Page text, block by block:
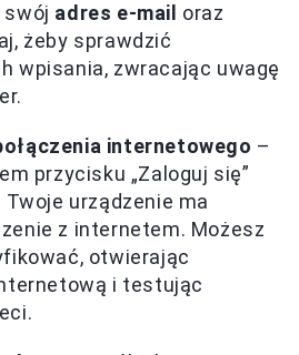
swój adres e-mail oraz
żeby sprawdzić
wpisania, zwracając uwagę
internetowego –
przycisku „Zaloguj się”
urządzenie ma
z internetem. Możesz
otwierając
i testując